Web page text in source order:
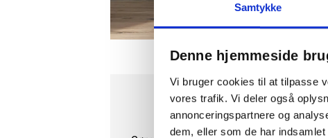
Samtykke
Denne hjemmeside
Vi bruger cookies til at tilpasse
vores trafik. Vi deler også
annonceringspartnere og
dem, eller som de har